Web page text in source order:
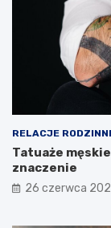
RELACJE
Tatuaże
znaczenie
26 czerwca